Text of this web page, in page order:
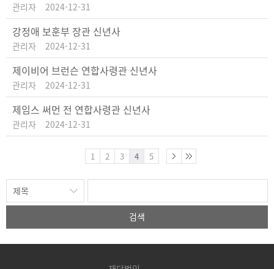
관리자 2024-12-31
강정애 보훈부 장관 신년사
관리자 2024-12-31
제이비어 브런슨 연합사령관 신년사
관리자 2024-12-31
제임스 써먼 전 연합사령관 신년사
관리자 2024-12-31
1 2 3 4 5
검색